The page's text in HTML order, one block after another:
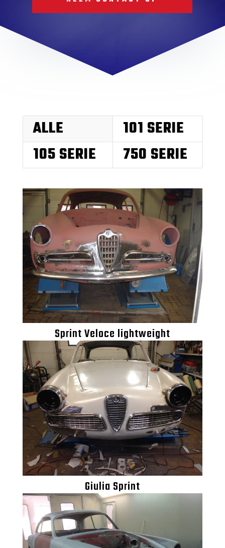
ALLE
101 SERIE
105 SERIE
750 SERIE
Sprint Veloce lightweight
Giulia Sprint